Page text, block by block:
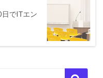
でITエン